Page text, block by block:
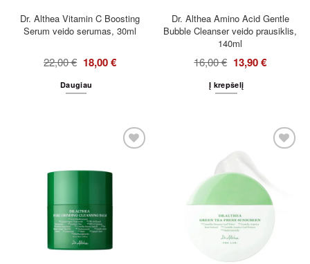
Dr. Althea Vitamin C Boosting
Serum veido serumas, 30ml
22,00€ 18,00€
Daugiau
Dr. Althea Amino Acid Gentle
Bubble Cleanser veido prausiklis,
140ml
16,00€ 13,90€
Į krepšelį